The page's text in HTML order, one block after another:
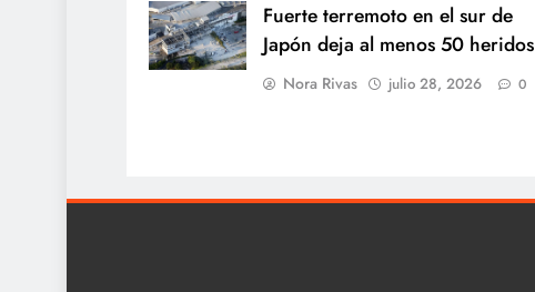
Fuerte terremoto en el sur de
Japón deja al menos 50 heridos
Nora Rivas julio 28, 2026 0